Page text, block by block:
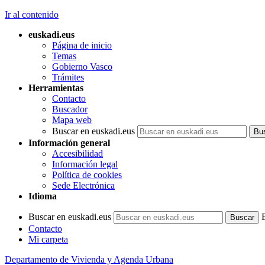
Ir al contenido
euskadi.eus
Página de inicio
Temas
Gobierno Vasco
Trámites
Herramientas
Contacto
Buscador
Mapa web
Buscar en euskadi.eus
Información general
Accesibilidad
Información legal
Política de cookies
Sede Electrónica
Idioma
Buscar en euskadi.eus
Contacto
Mi carpeta
Departamento de Vivienda y Agenda Urbana